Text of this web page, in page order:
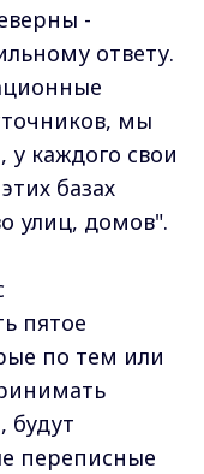
-
ответу.
мы
каждого свои
базах
улиц, домов".
пятое
по тем или
будут
переписные